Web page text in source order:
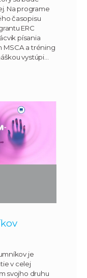
Na programe
časopisu
ERC
písania
MSCA a tréning
vystúpi…
je
v celej
svojho druhu